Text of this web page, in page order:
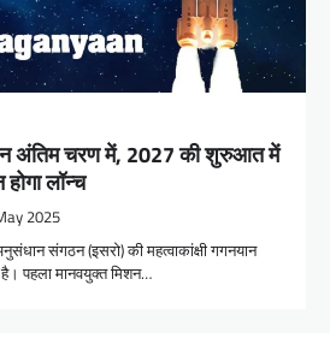
अंतिम चरण में, 2027 की शुरुआत में
लॉन्च
2025
संगठन (इसरो) की महत्वाकांक्षी गगनयान
पहला मानवयुक्त मिशन…